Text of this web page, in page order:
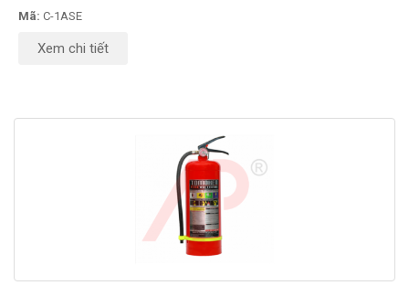
Mã: C-1ASE
Xem chi tiết